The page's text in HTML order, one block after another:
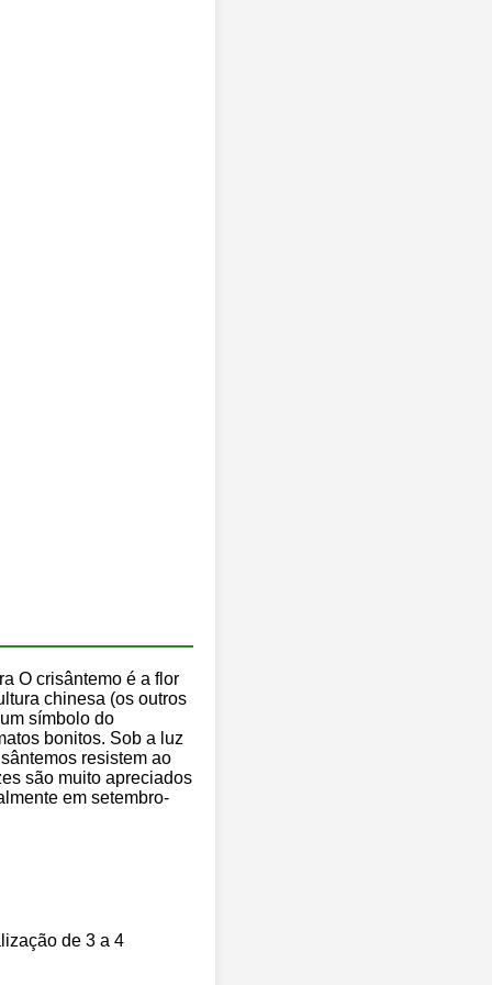
O crisântemo é a flor
chinesa (os outros
símbolo do
bonitos. Sob a luz
resistem ao
são muito apreciados
em setembro-
de 3 a 4